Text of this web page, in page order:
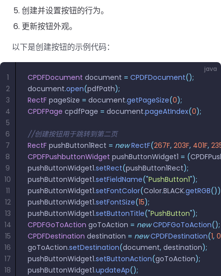
创建并设置按钮的行为。
更新按钮外观。
以下是创建按钮的示例代码：
java
CPDFDocument document = CPDFDocument();
document.open(pdfPath);
RectF pageSize = document.getPageSize(0);
CPDFPage cpdfPage = document.pageAtIndex(0);
//创建按钮用于跳转到第二页
RectF pushButton1Rect = new RectF(267F, 203F, 401F,
CPDFPushbuttonWidget pushButtonWidget1 = (
pushButtonWidget1.setRect(pushButton1Rect);
pushButtonWidget1.setFieldName("PushButton1");
pushButtonWidget1.setFontColor(Color.BLACK.getRGB
pushButtonWidget1.setFontSize(15);
pushButtonWidget1.setButtonTitle("PushButton");
CPDFGoToAction goToAction = new CPDFGoToAction();
CPDFDestination destination = new CPDFDestination(1, 0
goToAction.setDestination(document, destination);
pushButtonWidget1.setButtonAction(goToAction);
pushButtonWidget1.updateAp();
1
2
3
4
5
6
7
8
9
10
11
12
13
14
15
16
17
18